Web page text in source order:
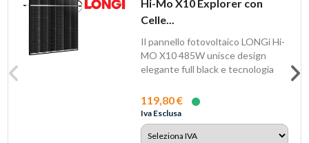
Hi-Mo X10 Explorer con
Celle...
Il pannello fotovoltaico LONGi Hi-
MO X10 485W unisce design
elegante full black e tecnologia
119,80 €
Iva Esclusa